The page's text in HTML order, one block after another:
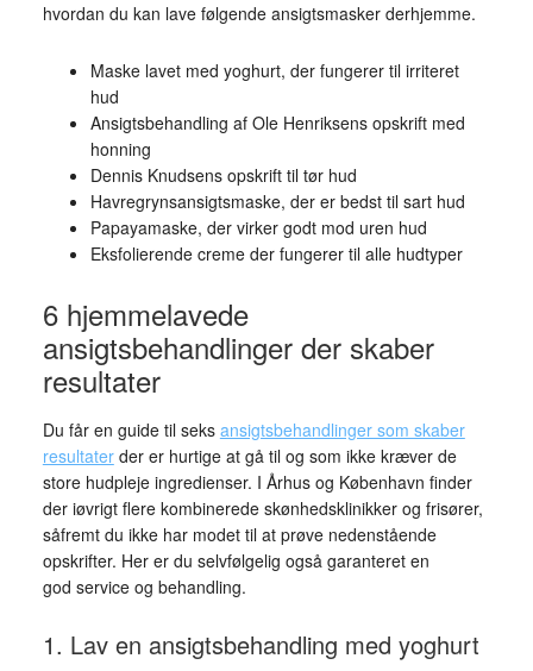
hvordan du kan lave følgende ansigtsmasker derhjemme.
Maske lavet med yoghurt, der fungerer til irriteret
hud
Ansigtsbehandling af Ole Henriksens opskrift med
honning
Dennis Knudsens opskrift til tør hud
Havregrynsansigtsmaske, der er bedst til sart hud
Papayamaske, der virker godt mod uren hud
Eksfolierende creme der fungerer til alle hudtyper
6 hjemmelavede
ansigtsbehandlinger der skaber
resultater
Du får en guide til seks ansigtsbehandlinger som skaber
resultaterder er hurtige at gå til og som ikke kræver de
store hudpleje ingredienser. I Århus og København finder
der iøvrigt flere kombinerede skønhedsklinikker og frisører,
såfremt du ikke har modet til at prøve nedenstående
opskrifter. Her er du selvfølgelig også garanteret en
god service og behandling.
1. Lav en ansigtsbehandling med yoghurt